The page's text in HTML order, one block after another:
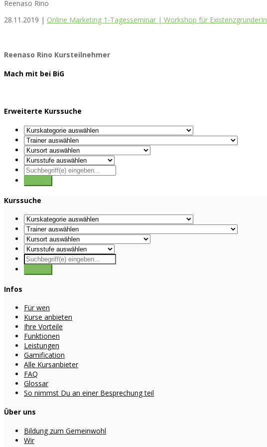
Reenaso Rino
28.11.2019 | Online Marketing 1-Tagesseminar | Workshop für
Reenaso Rino Kursteilnehmer
Mach mit bei BiG
Erweiterte Kurssuche
Kurssuche
Infos
Für wen
Kurse anbieten
Ihre Vorteile
Funktionen
Leistungen
Gamification
Alle Kursanbieter
FAQ
Glossar
So nimmst Du an einer Besprechung teil
Über uns
Bildung zum Gemeinwohl
Wir